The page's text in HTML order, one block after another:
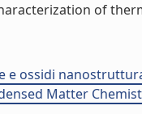
of
e ossidi
Matter